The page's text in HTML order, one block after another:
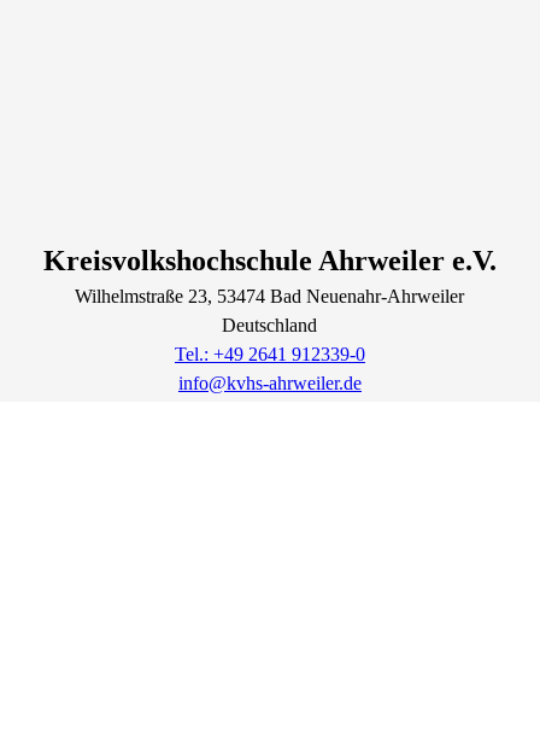
Kreisvolkshochschule Ahrweiler e.V.
Wilhelmstraße 23, 53474Bad Neuenahr-Ahrweiler
Deutschland
Tel.: +49 2641 912339-0
info@kvhs-ahrweiler.de